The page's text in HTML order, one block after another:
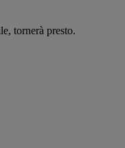
tornerà presto.